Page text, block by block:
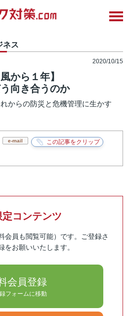
ス
2020/10/15
から１年】
向き合うのか
からの防災と危機管理に生かす
e-mail
コンテンツ
会員も閲覧可能）です。ご登録さ
をお願いいたします。
会員登録
フォームに移動